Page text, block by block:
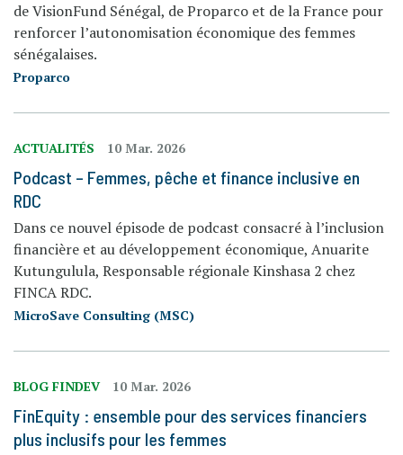
de VisionFund Sénégal, de Proparco et de la France pour
renforcer l’autonomisation économique des femmes
sénégalaises.
Proparco
ACTUALITÉS 10 Mar. 2026
Podcast – Femmes, pêche et finance inclusive en
RDC
Dans ce nouvel épisode de podcast consacré à l’inclusion
financière et au développement économique, Anuarite
Kutungulula, Responsable régionale Kinshasa 2 chez
FINCA RDC.
MicroSave Consulting (MSC)
BLOG FINDEV 10 Mar. 2026
FinEquity : ensemble pour des services financiers
plus inclusifs pour les femmes